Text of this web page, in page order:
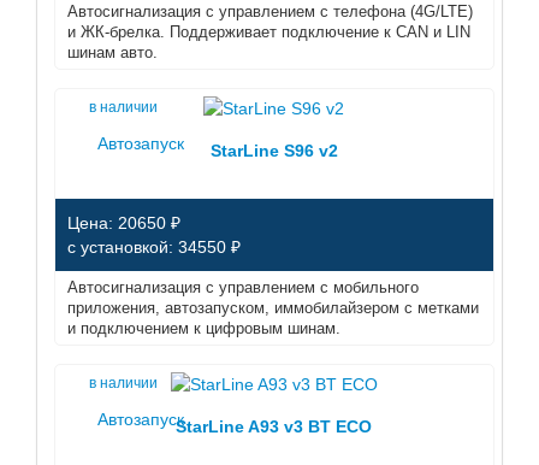
Автосигнализация с управлением с телефона (4G/LTE)
и ЖК-брелка. Поддерживает подключение к CAN и LIN
шинам авто.
в наличии
Автозапуск StarLine S96 v2
Цена: 20650 ₽
с установкой: 34550 ₽
Автосигнализация с управлением с мобильного
приложения, автозапуском, иммобилайзером с метками
и подключением к цифровым шинам.
в наличии
АвтозапускStarLine A93 v3 BT ECO